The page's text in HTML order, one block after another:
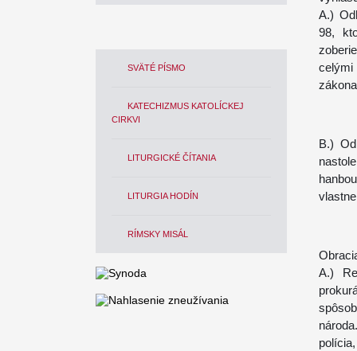
SVÄTÉ PÍSMO
KATECHIZMUS KATOLÍCKEJ
CIRKVI
LITURGICKÉ ČÍTANIA
LITURGIA HODÍN
RÍMSKY MISÁL
A.)
98,
B.)
A.)